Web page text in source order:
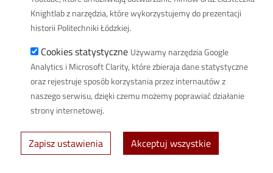
Knightlab z narzędzia, które wykorzystujemy do prezentacji
historii Politechniki Łódzkiej.
Cookies statystyczne Używamy narzędzia Google
Analytics i Microsoft Clarity, które zbieraja dane statystyczne
oraz rejestruje sposób korzystania przez internautów z
naszego serwisu, dzięki czemu możemy poprawiać działanie
strony internetowej.
Zapisz ustawienia Akceptuj wszystkie
BIP
Klauzula RODO
Polityka prywatności
Deklaracja dostępności cyfrowej
Informacja o PŁ w Polskim Języku Migowym
Newsletter
Spis defibrylatorów na terenie PŁ